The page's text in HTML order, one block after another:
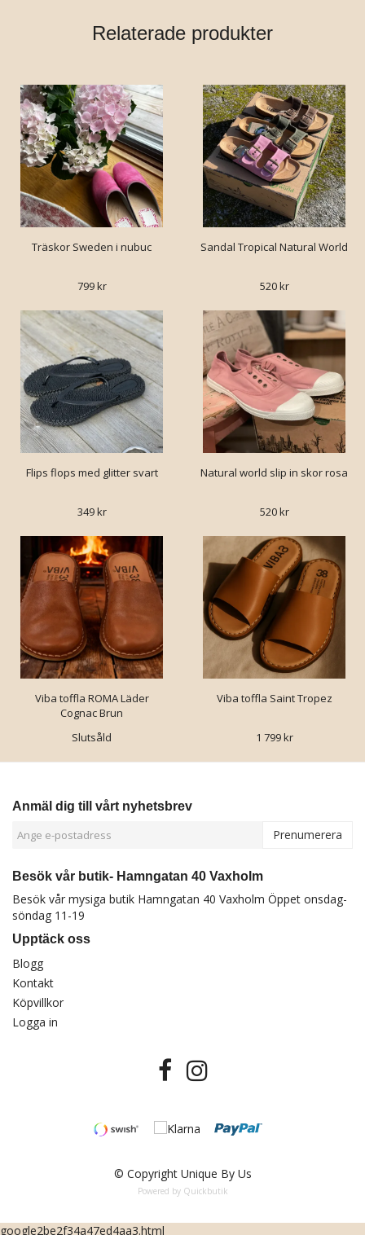
Relaterade produkter
Träskor Sweden i nubuc
799 kr
Sandal Tropical Natural World
520 kr
Flips flops med glitter svart
349 kr
Natural world slip in skor rosa
520 kr
Viba toffla ROMA Läder
Cognac Brun
Slutsåld
Viba toffla Saint Tropez
1 799 kr
Anmäl dig till vårt nyhetsbrev
Prenumerera
Besök vår butik- Hamngatan 40 Vaxholm
Besök vår mysiga butik Hamngatan 40 Vaxholm Öppet onsdag-
söndag 11-19
Upptäck oss
Blogg
Kontakt
Köpvillkor
Logga in
© Copyright Unique By Us
Powered by Quickbutik
google2be2f34a47ed4aa3.html